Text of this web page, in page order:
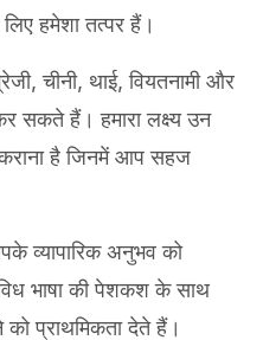
हमेशा तत्पर हैं।
चीनी, थाई, वियतनामी और
सकते हैं। हमारा लक्ष्य उन
है जिनमें आप सहज
व्यापारिक अनुभव को
भाषा की पेशकश के साथ
को प्राथमिकता देते हैं।